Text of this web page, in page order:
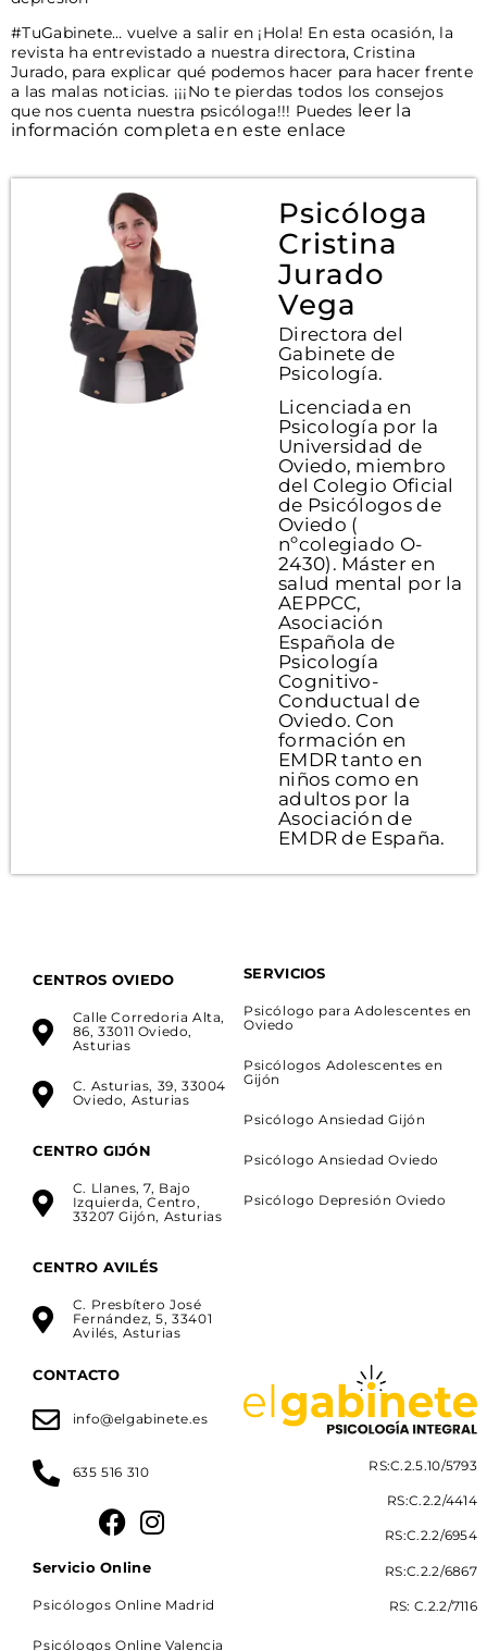
#TuGabinete… vuelve a salir en ¡Hola! En esta ocasión, la
revista ha entrevistado a nuestra directora, Cristina
Jurado, para explicar qué podemos hacer para hacer frente
a las malas noticias. ¡¡¡No te pierdas todos los consejos
que nos cuenta nuestra psicóloga!!! Puedes leer la
información completa en este enlace
Psicóloga
Cristina
Jurado
Vega
Directora del
Gabinete de
Psicología.
Licenciada en
Psicología por la
Universidad de
Oviedo, miembro
del Colegio Oficial
de Psicólogos de
Oviedo (
nºcolegiado O-
2430). Máster en
salud mental por la
AEPPCC,
Asociación
Española de
Psicología
Cognitivo-
Conductual de
Oviedo. Con
formación en
EMDR tanto en
niños como en
adultos por la
Asociación de
EMDR de España.
CENTROS OVIEDO
Calle Corredoria Alta,
86, 33011 Oviedo,
Asturias
C. Asturias, 39, 33004
Oviedo, Asturias
CENTRO GIJÓN
C. Llanes, 7, Bajo
Izquierda, Centro,
33207 Gijón, Asturias
CENTRO AVILÉS
C. Presbítero José
Fernández, 5, 33401
Avilés, Asturias
SERVICIOS
Psicólogo para Adolescentes en
Oviedo
Psicólogos Adolescentes en
Gijón
Psicólogo Ansiedad Gijón
Psicólogo Ansiedad Oviedo
Psicólogo Depresión Oviedo
CONTACTO
info@elgabinete.es
635 516 310
Servicio Online
Psicólogos Online Madrid
Psicólogos Online Valencia
RS:C.2.5.10/5793
RS:C.2.2/4414
RS:C.2.2/6954
RS:C.2.2/6867
RS: C.2.2/7116